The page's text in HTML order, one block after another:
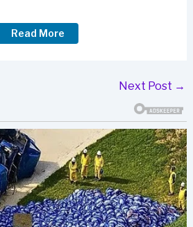
— сказал он напряжённым
объяснить, раздался стук
Read More
Next Post →